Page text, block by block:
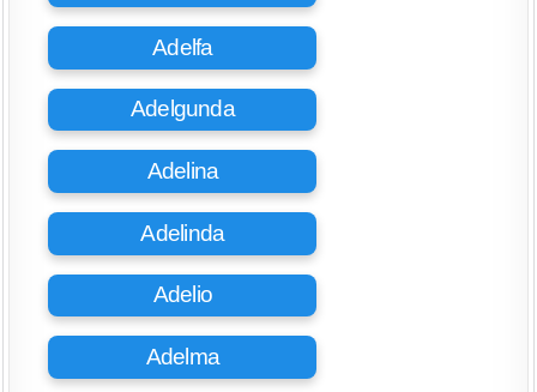
Adelfa
Adelgunda
Adelina
Adelinda
Adelio
Adelma